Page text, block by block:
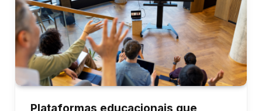
Plataformas educacionais que